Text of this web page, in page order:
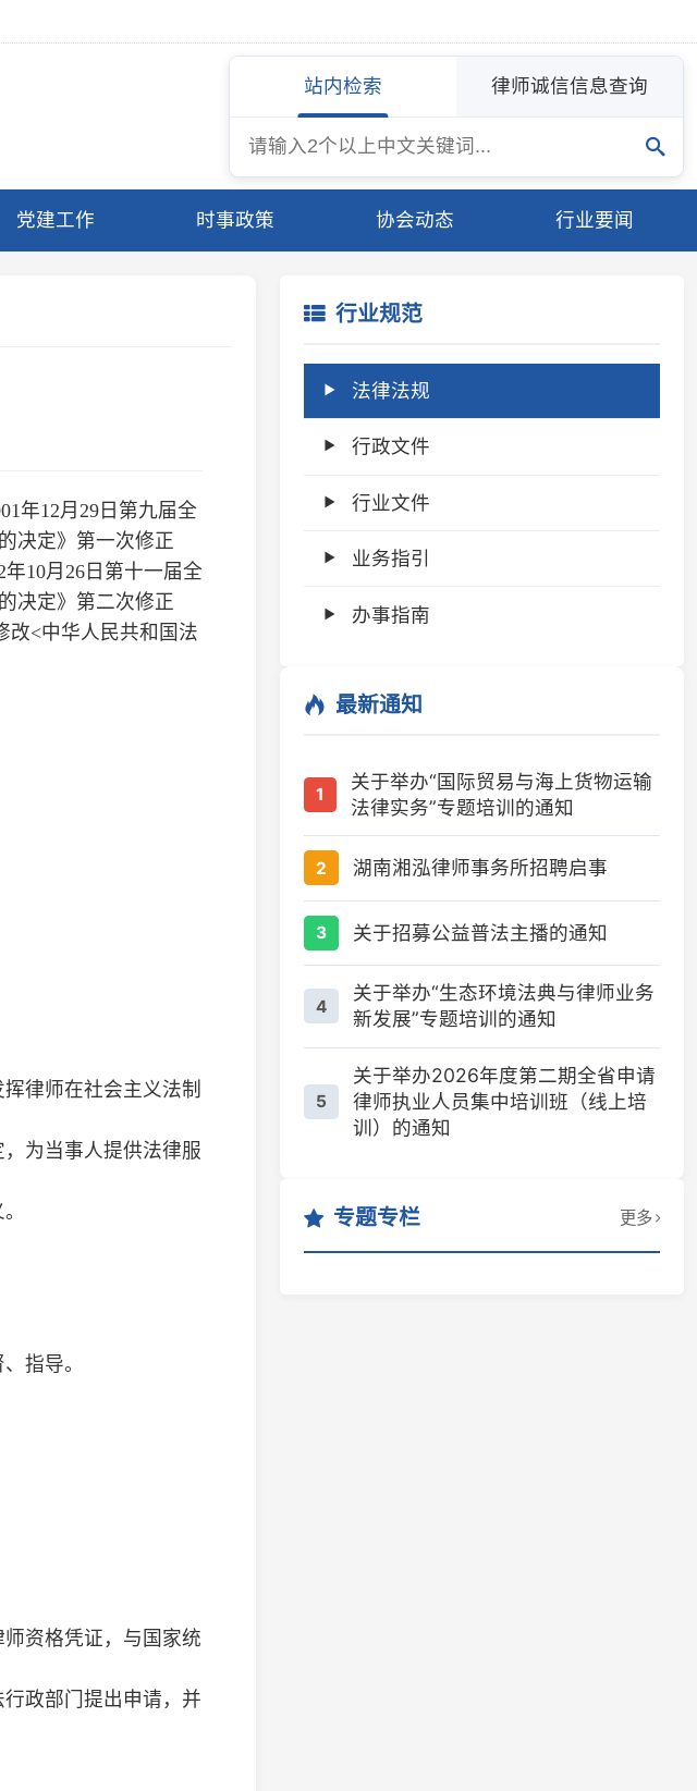
律师诚信信息查询
关于举办“国际贸易与海上货物运输
湖南湘泓律师事务所招聘启事
关于招募公益普法主播的通知
关于举办“生态环境法典与律师业务
新发展”专题培训的通知
律师执业人员集中培训班（线上培
训）的通知
更多